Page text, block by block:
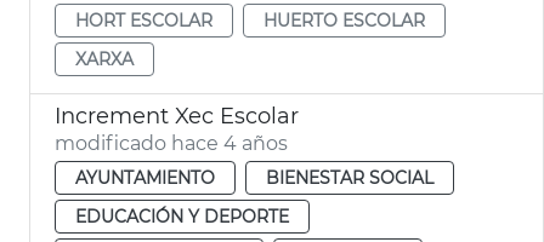
HORT ESCOLAR
HUERTO ESCOLAR
XARXA
Increment Xec Escolar
modificado hace 4 años
AYUNTAMIENTO
BIENESTAR SOCIAL
EDUCACIÓN Y DEPORTE